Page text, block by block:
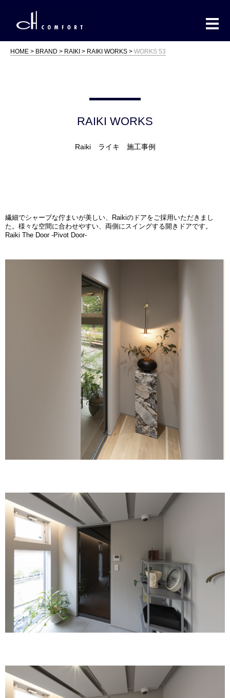
HOME BRAND RAIKI RAIKI WORKS WORKS 53
RAIKI WORKS
Raiki ライキ 施工事例
繊細でシャープな佇まいが美しい、Raikiのドアをご採用いただきまし
た。様々な空間に合わせやすい、両側にスイングする開きドアです。
Raiki The Door -Pivot Door-